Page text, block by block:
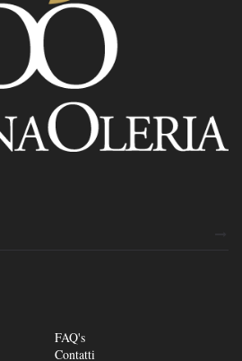
FAQ's
Contatti